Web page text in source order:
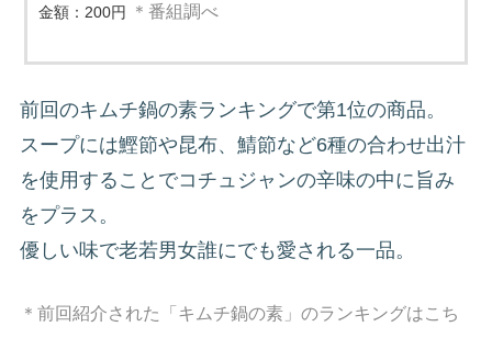
金額：200円 ＊番組調べ
前回のキムチ鍋の素ランキングで第1位の商品。
スープには鰹節や昆布、鯖節など6種の合わせ出汁
を使用することでコチュジャンの辛味の中に旨み
をプラス。
優しい味で老若男女誰にでも愛される一品。
＊前回紹介された「キムチ鍋の素」のランキングはこち